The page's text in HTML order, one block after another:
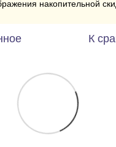
накопительной
К